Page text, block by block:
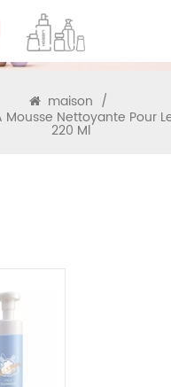
RECHERCHE
maison /
Mousse Nettoyante Pour
220 Ml